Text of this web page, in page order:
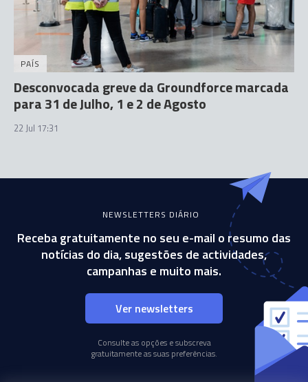
PAÍS
Desconvocada greve da Groundforce marcada
para 31 de Julho, 1 e 2 de Agosto
22 Jul 17:31
NEWSLETTERS DIÁRIO
Receba gratuitamente no seu e-mail o resumo das
notícias do dia, sugestões de actividades,
campanhas e muito mais.
Ver newsletters
Consulte as opções e subscreva
gratuitamente as suas preferências.